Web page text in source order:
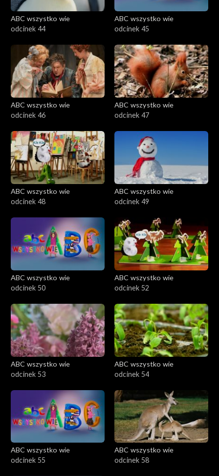
ABC wszystko wie
odcinek 44
ABC wszystko wie
odcinek 45
ABC wszystko wie
odcinek 46
ABC wszystko wie
odcinek 47
ABC wszystko wie
odcinek 48
ABC wszystko wie
odcinek 49
ABC wszystko wie
odcinek 50
ABC wszystko wie
odcinek 52
ABC wszystko wie
odcinek 53
ABC wszystko wie
odcinek 54
ABC wszystko wie
odcinek 55
ABC wszystko wie
odcinek 58